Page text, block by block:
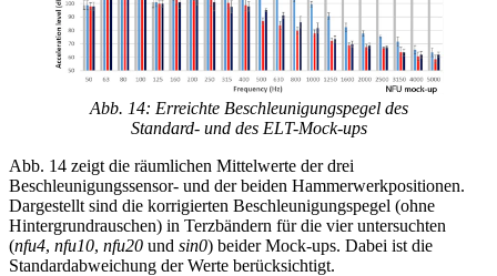
Abb. 14: Erreichte Beschleunigungspegel des
Standard- und des ELT-Mock-ups
Abb. 14 zeigt die räumlichen Mittelwerte der drei
Beschleunigungssensor- und der beiden Hammerwerkpositionen.
Dargestellt sind die korrigierten Beschleunigungspegel (ohne
Hintergrundrauschen) in Terzbändern für die vier untersuchten
(nfu4, nfu10, nfu20 und sin0) beider Mock-ups. Dabei ist die
Standardabweichung der Werte berücksichtigt.